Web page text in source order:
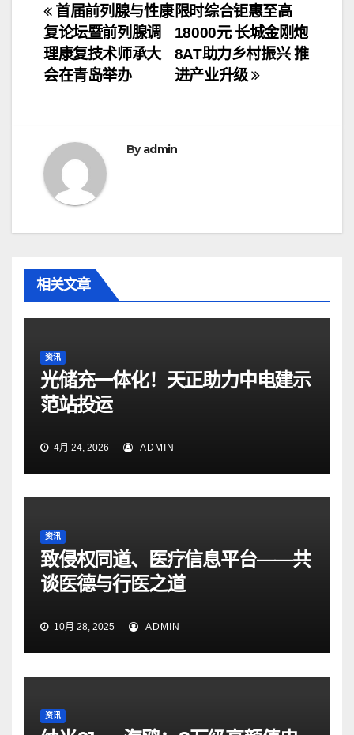
文
章
导
限时综合钜惠至高
18000元 长城金刚炮
8AT助力乡村振兴 推
进产业升级
首届前列腺与性康
复论坛暨前列腺调
理康复技术师承大
会在青岛举办
Byadmin
相关文章
资讯
光储充一体化！天正助力中电建示
范站投运
4月 24, 2026 ADMIN
资讯
致侵权同道、医疗信息平台——共
谈医德与行医之道
10月 28, 2025 ADMIN
资讯